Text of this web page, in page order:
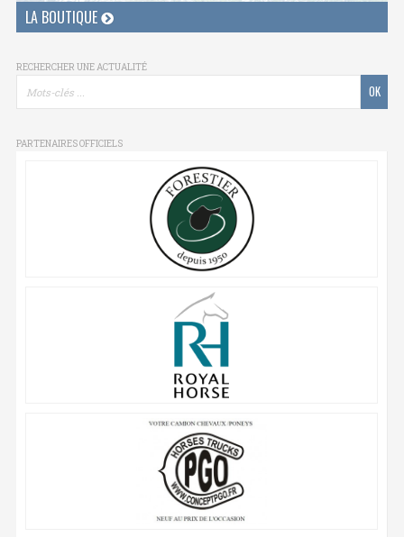
LA BOUTIQUE
RECHERCHER UNE ACTUALITÉ
PARTENAIRES OFFICIELS